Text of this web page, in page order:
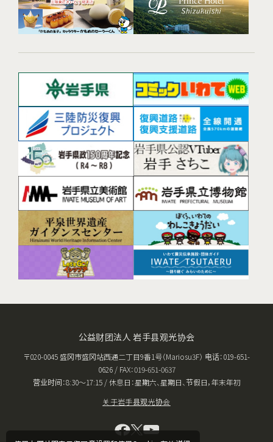
公益财团法人 岩手县观光协会
〒020-0045 盛冈市盛冈站西通二丁目9番1号（Mariosu3F） 电话：019-651-
0626 / FAX：019-651-0637
营业时间：8:30〜17:15 / 休息日：星期六、星期日、节假日，年末年初
关于岩手县观光协会